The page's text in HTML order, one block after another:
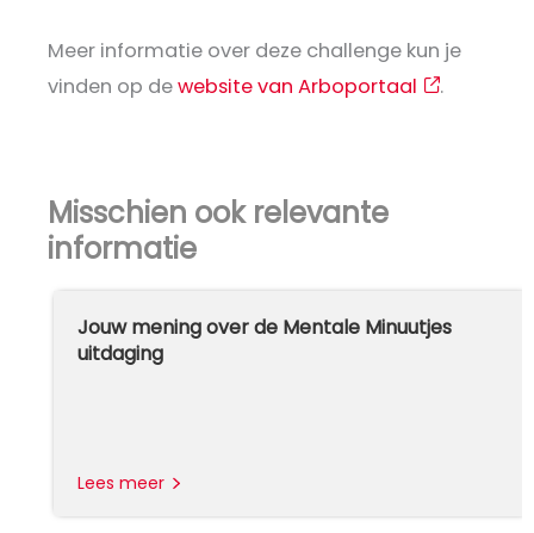
Meer informatie over deze challenge kun je
vinden op dewebsite van Arboportaal .
Misschien ook relevante
informatie
Jouw mening over de Mentale Minuutjes
uitdaging
Lees meer